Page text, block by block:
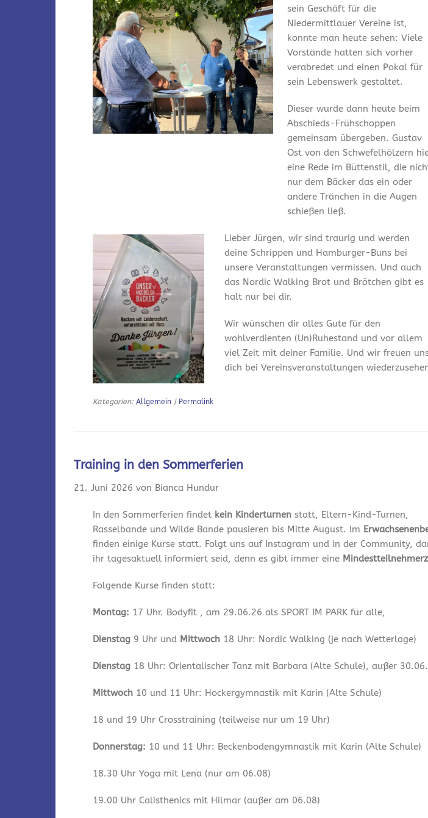
sein Geschäft für die
Niedermittlauer Vereine ist,
konnte man heute sehen: Viele
Vorstände hatten sich vorher
verabredet und einen Pokal für
sein Lebenswerk gestaltet.
Dieser wurde dann heute beim
Abschieds-Frühschoppen
gemeinsam übergeben. Gustav
Ost von den Schwefelhölzern
eine Rede im Büttenstil, die
nur dem Bäcker das ein oder
andere Tränchen in die Augen
schießen ließ.
Lieber Jürgen, wir sind traurig und werden
deine Schrippen und Hamburger-Buns bei
unsere Veranstaltungen vermissen. Und auch
das Nordic Walking Brot und Brötchen gibt es
halt nur bei dir.
Wir wünschen dir alles Gute für den
wohlverdienten (Un)Ruhestand und vor allem
viel Zeit mit deiner Familie. Und wir freuen
dich bei Vereinsveranstaltungen
Kategorien:Allgemein | Permalink
Training in den Sommerferien
21. Juni 2026 von Bianca Hundur
In den Sommerferien findet kein Kinderturnen statt, Eltern-Kind-Turnen,
Rasselbande und Wilde Bande pausieren bis Mitte August. Im
finden einige Kurse statt. Folgt uns auf Instagram und in der Community,
ihr tagesaktuell informiert seid, denn es gibt immer eine
Folgende Kurse finden statt:
Montag: 17 Uhr. Bodyfit , am 29.06.26 als SPORT IM PARK für alle,
Dienstag 9 Uhr und Mittwoch 18 Uhr: Nordic Walking (je nach Wetterlage)
Dienstag 18 Uhr: Orientalischer Tanz mit Barbara (Alte Schule), außer 30.06.
Mittwoch 10 und 11 Uhr: Hockergymnastik mit Karin (Alte Schule)
18 und 19 Uhr Crosstraining (teilweise nur um 19 Uhr)
Donnerstag: 10 und 11 Uhr: Beckenbodengymnastik mit Karin (Alte Schule)
18.30 Uhr Yoga mit Lena (nur am 06.08)
19.00 Uhr Calisthenics mit Hilmar (außer am 06.08)